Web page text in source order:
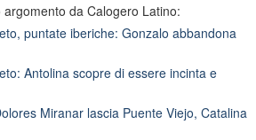
da Calogero Latino:
puntate iberiche: Gonzalo abbandona
Antolina scopre di essere incinta e
Miranar lascia Puente Viejo, Catalina